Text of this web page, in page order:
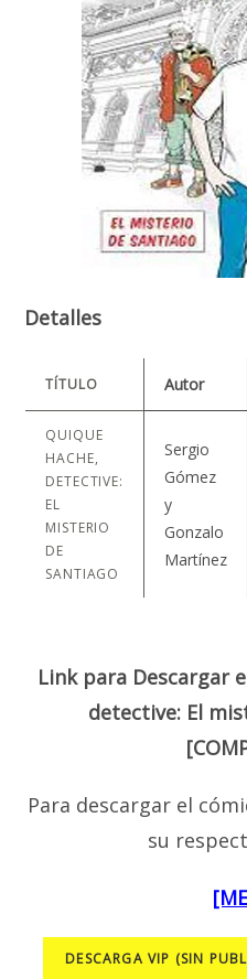
Detalles
TÍTULO Autor
QUIQUE
HACHE,
DETECTIVE:
EL
MISTERIO
DE
SANTIAGO
Sergio
Gómez
y
Gonzalo
Martínez
Link para Descargar
detective: El
Para descargar el
su
DESCARGA VIP (SIN